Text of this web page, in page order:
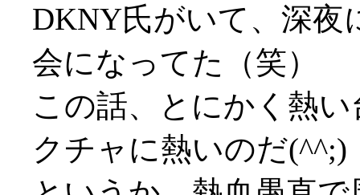
DKNY氏がいて、深
会になってた（笑）
この話、とにかく熱
クチャに熱いのだ(^^;)